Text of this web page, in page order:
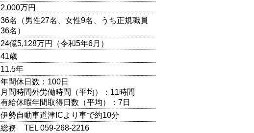
2,000万円
36名（男性27名、女性9名、うち正規職員
36名）
24億5,128万円（令和5年6月）
41歳
11.5年
年間休日数：100日
月間時間外労働時間（平均）：11時間
有給休暇年間取得日数（平均）：7日
伊勢自動車道津ICより車で約10分
総務 TEL 059-268-2216